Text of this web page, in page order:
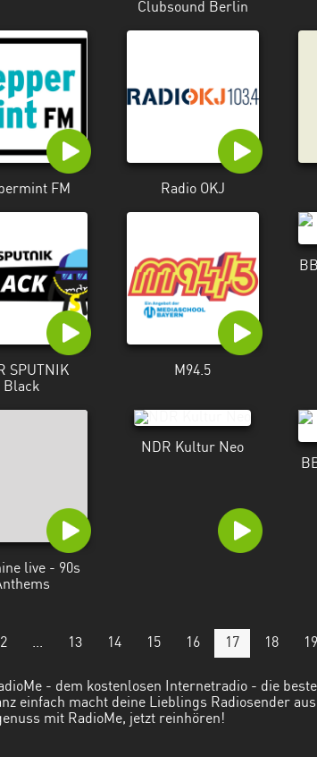
Clubsound Berlin
FM Radio OKJ
SPUTNIK
Black
M94.5
live - 90s
NDR Kultur Neo
2 ... 13 14 15 16 17 18 19
- dem kostenlosen Internetradio - die
einfach macht deine Lieblings Radiosender
mit RadioMe, jetzt reinhören!